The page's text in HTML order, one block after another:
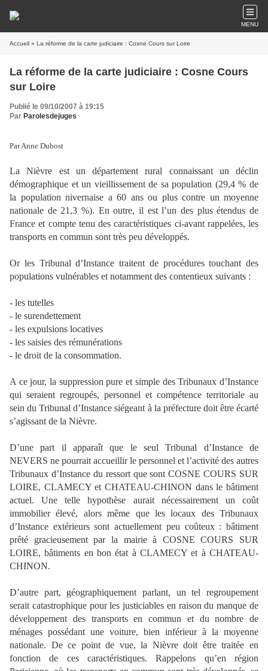
MENU
Accueil » La réforme de la carte judiciaire : Cosne Cours sur Loire
La réforme de la carte judiciaire : Cosne Cours
sur Loire
Publié le 09/10/2007 à 19:15
Par Parolesdejuges
Par Anne Dubost
La Nièvre est un département rural connaissant un déclin
démographique et un vieillissement de sa population (29,4 % de
la population nivernaise a 60 ans ou plus contre un moyenne
nationale de 21,3 %). En outre, il est l’un des plus étendus de
France et compte tenu des caractéristiques ci-avant rappelées, les
transports en commun sont très peu développés.
Or les Tribunal d’Instance traitent de procédures touchant des
populations vulnérables et notamment des contentieux suivants :
- les tutelles
- le surendettement
- les expulsions locatives
- les saisies des rémunérations
- le droit de la consommation.
A ce jour, la suppression pure et simple des Tribunaux d’Instance
qui seraient regroupés, personnel et compétence territoriale au
sein du Tribunal d’Instance siégeant à la préfecture doit être écarté
s’agissant de la Nièvre.
D’une part il apparaît que le seul Tribunal d’Instance de
NEVERS ne pourrait accueillir le personnel et l’activité des autres
Tribunaux d’Instance du ressort que sont COSNE COURS SUR
LOIRE, CLAMECY et CHATEAU-CHINON dans le bâtiment
actuel. Une telle hypothèse aurait nécessairement un coût
immobilier élevé, alors même que les locaux des Tribunaux
d’Instance extérieurs sont actuellement peu coûteux : bâtiment
prêté gracieusement par la mairie à COSNE COURS SUR
LOIRE, bâtiments en bon état à CLAMECY et à CHATEAU-
CHINON.
D’autre part, géographiquement parlant, un tel regroupement
serait catastrophique pour les justiciables en raison du manque de
développement des transports en commun et du nombre de
ménages possédant une voiture, bien inférieur à la moyenne
nationale. De ce point de vue, la Nièvre doit être traitée en
fonction de ces caractéristiques. Rappelons qu’en région